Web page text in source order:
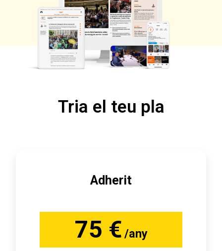
Tria el teu pla
Adherit
75 € /any